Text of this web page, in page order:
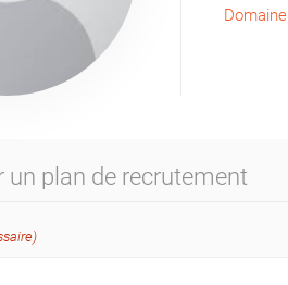
un plan de recrutement